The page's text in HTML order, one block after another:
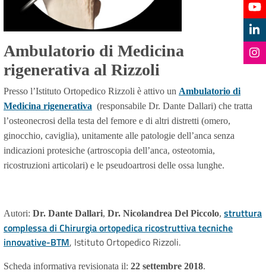
Ambulatorio di Medicina
rigenerativa al Rizzoli
Presso l’Istituto Ortopedico Rizzoli è attivo un Ambulatorio di
Medicina rigenerativa (responsabile Dr. Dante Dallari) che tratta
l’osteonecrosi della testa del femore e di altri distretti (omero,
ginocchio, caviglia), unitamente alle patologie dell’anca senza
indicazioni protesiche (artroscopia dell’anca, osteotomia,
ricostruzioni articolari) e le pseudoartrosi delle ossa lunghe.
Autori: Dr. Dante Dallari, Dr. Nicolandrea Del Piccolo, struttura
complessa di Chirurgia ortopedica ricostruttiva tecniche
innovative-BTM, Istituto Ortopedico Rizzoli.
Scheda informativa revisionata il: 22 settembre 2018.